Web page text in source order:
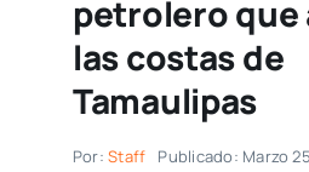
petrolero que
las costas de
Tamaulipas
Por:Staff Publicado: Marzo